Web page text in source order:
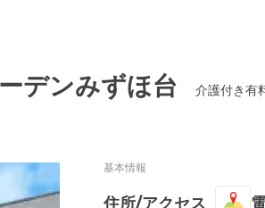
デンみずほ台 介護付き有
基本情報
住所/アクセス